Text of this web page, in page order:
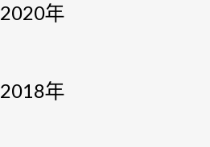
2020年
2018年